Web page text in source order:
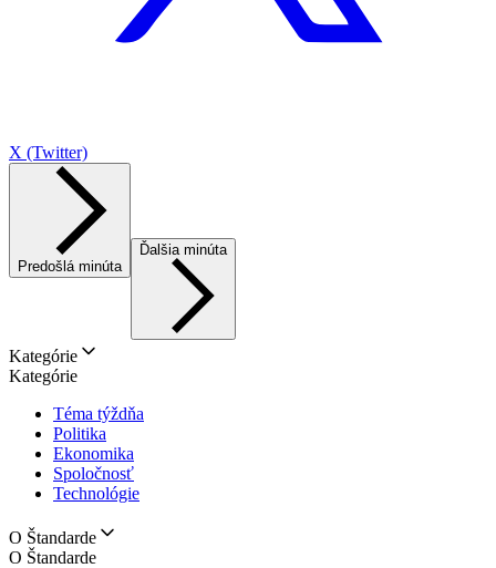
X (Twitter)
Predošlá minúta
Ďalšia minúta
Kategórie
Kategórie
Téma týždňa
Politika
Ekonomika
Spoločnosť
Technológie
O Štandarde
O Štandarde